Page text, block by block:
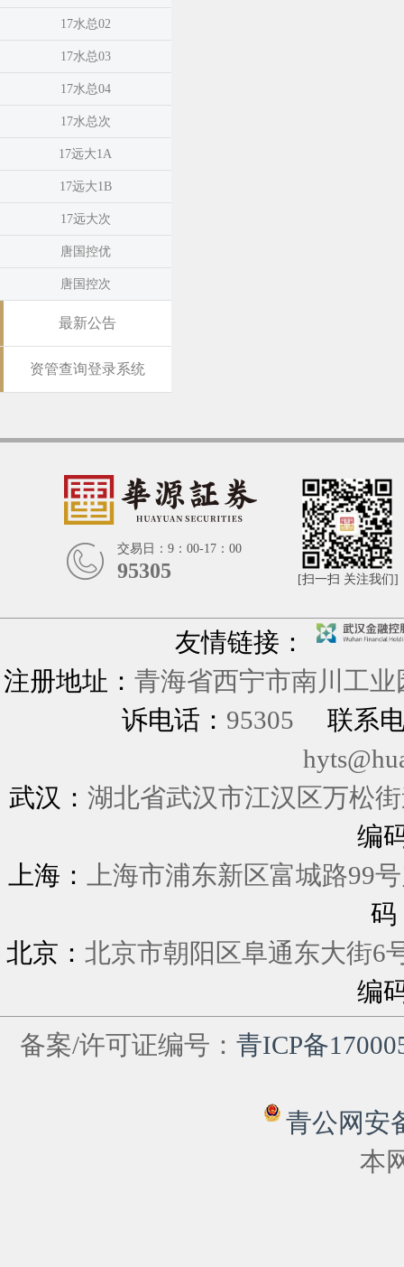
17水总02
17水总03
17水总04
17水总次
17远大1A
17远大1B
17远大次
唐国控优
唐国控次
最新公告
资管查询登录系统
交易日：9：00-17：00
95305 [扫一扫 关注我们]
友情链接：
注册地址： 青海省西宁市南川工
诉电话： 95305
联系
武汉： 湖北省武汉市江汉区万松
编
上海：
上海市浦东新区富
码
北京： 北京市朝阳区阜通东大
编
备案/许可证编号： 青ICP备
青公网安
本